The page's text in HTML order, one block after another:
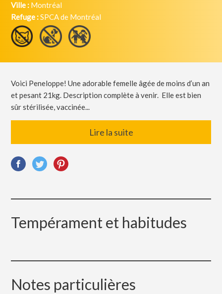
Ville : Montréal
Refuge :SPCA de Montréal
Voici Peneloppe! Une adorable femelle âgée de moins d’un an
et pesant 21kg. Description complète à venir. Elle est bien
sûr stérilisée, vaccinée...
Lire la suite
Tempérament et habitudes
Notes particulières